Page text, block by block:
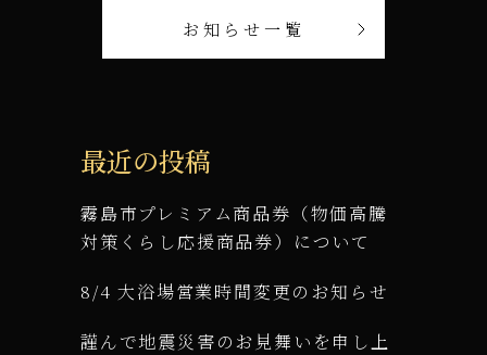
お知らせ一覧
最近の投稿
霧島市プレミアム商品券（物価高騰
対策くらし応援商品券）について
8/4 大浴場営業時間変更のお知らせ
謹んで地震災害のお見舞いを申し上